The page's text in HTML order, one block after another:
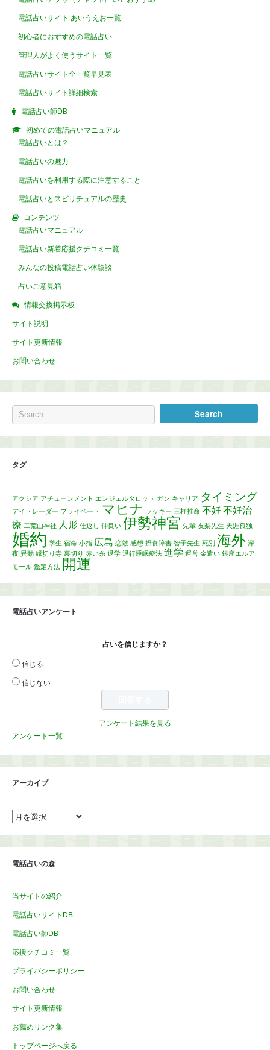
電話占いサイト あいうえお一覧
初心者におすすめの電話占い
管理人がよく使うサイト一覧
電話占いサイト全一覧早見表
電話占いサイト詳細検索
電話占い師DB
初めての電話占いマニュアル
電話占いとは？
電話占いの魅力
電話占いを利用する際に注意すること
電話占いとスピリチュアルの歴史
コンテンツ
電話占いマニュアル
電話占い新着応援クチコミ一覧
みんなの投稿電話占い体験談
占いご意見箱
情報交換掲示板
サイト説明
サイト更新情報
お問い合わせ
タグ
アクシア アチューンメント エンジェルタロット ガン キャリア タイミング
デイトレーダー プライベート マヒナ ラッキー 三柱推命 不妊不妊治
療 二荒山神社 人形 仕返し 仲良い 伊勢神宮 先輩 友梨先生 天涯孤独
婚約 学生 宿命 小指 広島 恋敵 感想 摂食障害 智子先生 死別 海外 深
夜 異動 縁切り寺 裏切り 赤い糸 退学 退行睡眠療法 進学 運営 金遣い 銀座エルア
モール 鑑定方法 開運
電話占いアンケート
占いを信じますか？
信じる
信じない
アンケート結果を見る
アンケート一覧
アーカイブ
ア
ー
イ
電話占いの森
当サイトの紹介
電話占いサイトDB
電話占い師DB
応援クチコミ一覧
プライバシーポリシー
お問い合わせ
サイト更新情報
お薦めリンク集
トップページへ戻る